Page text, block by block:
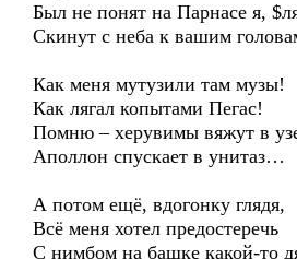
Был не понят на Парнасе я,
Скинут с неба к вашим
Как меня мутузили там музы!
Как лягал копытами Пегас!
Помню – херувимы вяжут в
Аполлон спускает в унитаз…
А потом ещё, вдогонку глядя,
Всё меня хотел предостеречь
С нимбом на башке какой-то